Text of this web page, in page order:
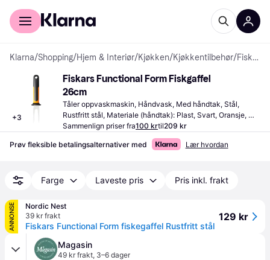
For kunder
Klarna/Shopping/Hjem & Interiør/Kjøkken/Kjøkkentilbehør/ Fiskegafler
+3
Fiskars Functional Form Fiskgaffel
26cm
Tåler oppvaskmaskin, Håndvask, Med håndtak, Stål,
Rustfritt stål, Materiale (håndtak): Plast, Svart, Oransje,
Sølv, Rustfritt stål
Sammenlign priser fra100 krtil209 kr
Prøv fleksible betalingsalternativer med Lær hvordan
Farge Laveste pris Pris inkl. frakt
ANNONSE
Nordic Nest
39 kr frakt
Fiskars Functional Form fiskegaffel Rustfritt stål
129 kr
Magasin
49 kr frakt, 3–6 dager